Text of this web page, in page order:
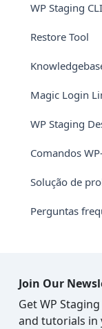
WP Staging CLI
Restore Tool
Magic Login
WP Staging
Comandos
Solução de
Perguntas
Join Our
Get WP
and tutorials in